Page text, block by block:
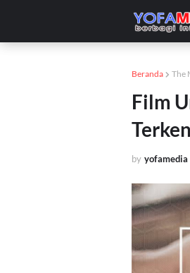
Beranda The
Film
by yofamedia